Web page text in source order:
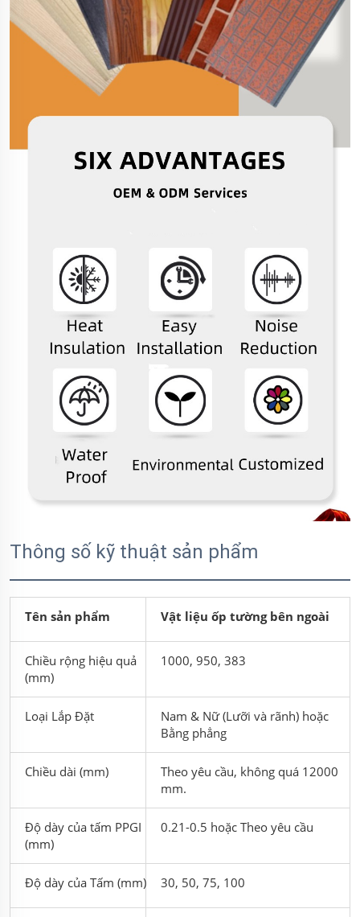
Thông số kỹ thuật sản phẩm
Tên sản phẩm Vật liệu ốp tường bên ngoài
Chiều rộng hiệu quả
(mm)
1000, 950, 383
Loại Lắp Đặt
Nam & Nữ (Lưỡi và rãnh) hoặc
Bằng phẳng
Chiều dài (mm)
Theo yêu cầu, không quá 12000
mm.
Độ dày của tấm PPGI
(mm)
0.21-0.5 hoặc Theo yêu cầu
Độ dày của Tấm (mm) 30, 50, 75, 100